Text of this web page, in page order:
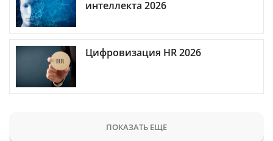
интеллекта 2026
Цифровизация HR 2026
ПОКАЗАТЬ ЕЩЕ